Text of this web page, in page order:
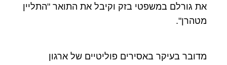
את גורלם במשפטי בזק וקיבל את התואר "התליין
מטהרן".
מדובר בעיקר באסירים פוליטיים של ארגון